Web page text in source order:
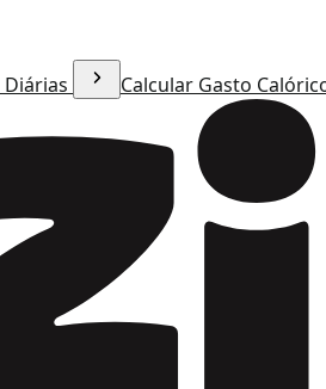
Diárias Calcular Gasto